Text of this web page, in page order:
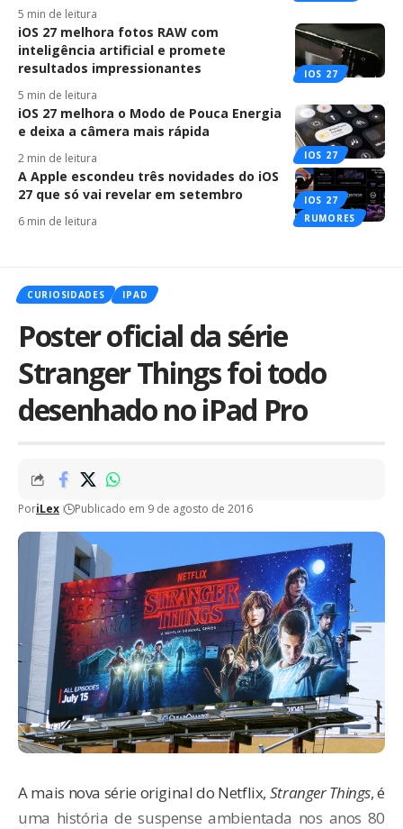
5 min de leitura
IOS 27
iOS 27 melhora fotos RAW com
inteligência artificial e promete
resultados impressionantes
5 min de leitura
IOS 27
iOS 27 melhora o Modo de Pouca Energia
e deixa a câmera mais rápida
2 min de leitura
IOS 27
RUMORES
A Apple escondeu três novidades do iOS
27 que só vai revelar em setembro
6 min de leitura
CURIOSIDADES IPAD
Poster oficial da série
Stranger Things foi todo
desenhado no iPad Pro
PoriLex Publicado em 9 de agosto de 2016
A mais nova série original do Netflix, Stranger Things, é
uma história de suspense ambientada nos anos 80